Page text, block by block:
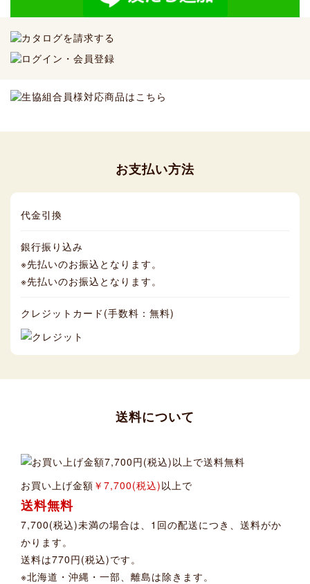
お支払い方法
代金引換
銀行振り込み
※先払いのお振込となります。
※先払いのお振込となります。
クレジットカード(手数料：無料)
送料について
お買い上げ金額 ￥7,700(税込)以上で
送料無料
7,700(税込)未満の場合は、1回の配送につき、送料がか
かります。
送料は770円(税込)です。
※北海道・沖縄・一部、離島は除きます。